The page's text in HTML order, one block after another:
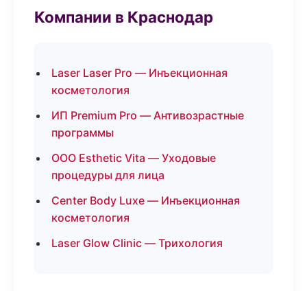
Компании в Краснодар
Laser Laser Pro — Инъекционная
косметология
ИП Premium Pro — Антивозрастные
программы
ООО Esthetic Vita — Уходовые
процедуры для лица
Center Body Luxe — Инъекционная
косметология
Laser Glow Clinic — Трихология